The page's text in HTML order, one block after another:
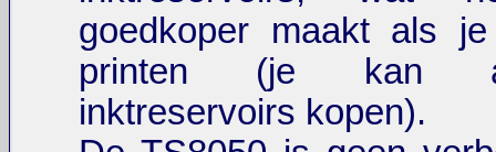
goedkoper maakt als
printen (je kan
inktreservoirs kopen).